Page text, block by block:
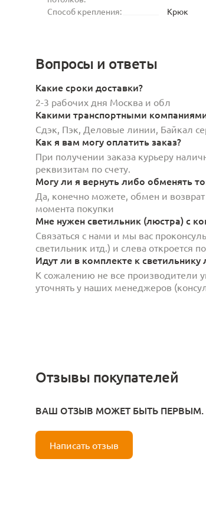
Способ крепления:
Крюк
Вопросы и ответы
Какие сроки доставки?
2-3 рабочих дня Москва и обл
Какими транспортными
Сдэк, Пэк, Деловые линии, Байкал
Как я вам могу оплатить заказ?
При получении заказа курьеру
реквизитам по счету.
Могу ли я вернуть либо обменять
Да, конечно можете, обмен и
момента покупки
Мне нужен светильник (люстра) с
Связаться с нами и мы вас
светильник итд.) и слева откроется
Идут ли в комплекте к светильнику
К сожалению не все
уточнять у наших менеджеров
Отзывы покупателей
ВАШ ОТЗЫВ МОЖЕТ БЫТЬ ПЕРВЫМ.
Написать отзыв